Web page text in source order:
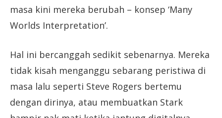
masa kini mereka berubah – konsep ‘Many
Worlds Interpretation’.
Hal ini bercanggah sedikit sebenarnya. Mereka
tidak kisah menganggu sebarang peristiwa di
masa lalu seperti Steve Rogers bertemu
dengan dirinya, atau membuatkan Stark